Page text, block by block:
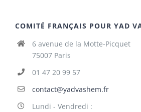
COMITÉ FRANÇAIS POUR YAD
6 avenue de la Motte-Picquet
75007 Paris
01 47 20 99 57
contact@yadvashem.fr
Lundi - Vendredi :